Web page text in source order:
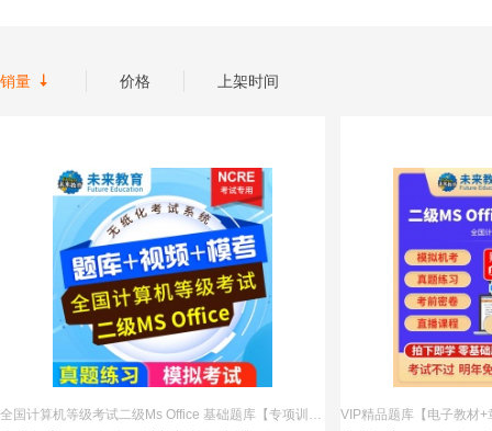
销量  价格 上架时间
全国计算机等级考试二级Ms Office 基础题库【专项训练+考试题库+新增题库+模拟考场+试题搜索+超值赠送+QQ交流群】